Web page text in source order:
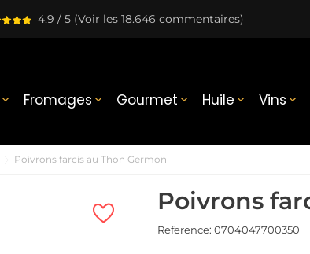
4,9 / 5 (Voir les 18.646 commentaires)
 Fromages  Gourmet  Huile  Vins 
Poivrons farcis au Thon Germon
Poivrons
Reference: 0704047700350